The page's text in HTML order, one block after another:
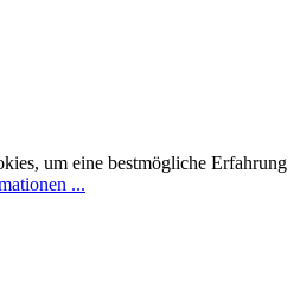
um eine bestmögliche Erfahrung
...